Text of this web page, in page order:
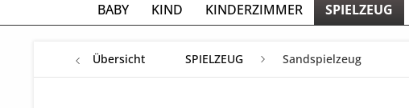
BABY KIND KINDERZIMMER SPIELZEUG
Übersicht SPIELZEUG Sandspielzeug